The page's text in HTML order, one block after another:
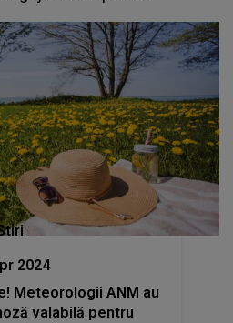
2024
Meteorologii ANM au
valabilă pentru